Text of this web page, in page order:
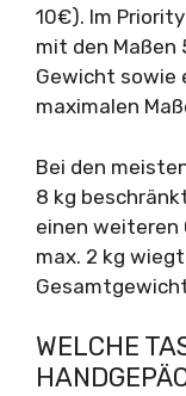
10€). Im
mit den Maßen
Gewicht sowie
maximalen
Bei den
8 kg
einen weiteren
max. 2 kg
WELCHE